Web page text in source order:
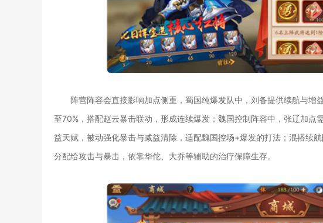
阵营阵容会直接影响加点侧重，蜀国纯爆发队中，刘备提供续航与增
至70%，搭配赵云暴击联动，形成连续爆发；魏国控制阵容中，张辽加点
益天赋，被动强化暴击与减益清除，适配魏国控场+爆发的打法；混搭续
分配给攻击与暴击，依靠华佗、大乔等辅助的治疗保障生存。